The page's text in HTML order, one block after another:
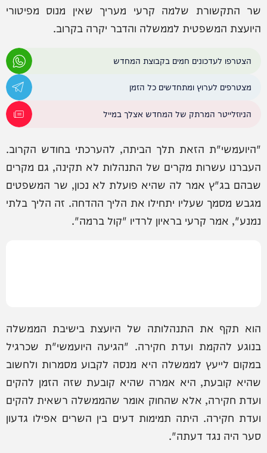
שר התקשורת שלמה קרעי מעריך שאין מנוס מפיטורי
היועצת המשפטית לממשלה והדבר יקרה בקרוב.
הצטרפו לעדכונים חמים בקבוצת המחדש
מצטרפים לערוץ ומתחדשים כל הזמן
הניוזלייטר המרתק של המחדש אצלך במייל
"היועמשי"ת הזאת תלך הביתה, להערכתי בחודש הקרוב.
העברנו עשרות מקרים של התנהלות לא תקינה, גם מקרים
שבהם בג"ץ אמר לה שהיא פועלת לא נכון, שר המשפטים
מגבש מסמך שעליו יתחילו את הליך ההדחה. זה הליך בלתי
נמנע", אמר קרעי בראיון לרדיו "קול ברמה".
הוא תקף את התנהלותה של היועצת בישיבת הממשלה
בנוגע להקמת ועדת חקירה. "הגיעה היועמשי"ת שכרגיל
במקום לייעץ לממשלה היא מנסה לקבוע מסמרות ולחשוב
שהיא קובעת, היא אמרה שהיא קובעת שזה הזמן להקים
ועדת חקירה, אלא שהחוק אומר שהממשלה רשאית להקים
ועדת חקירה. היתה תמימות דעים בין השרים אפילו גדעון
סער היה נגד דעתה".